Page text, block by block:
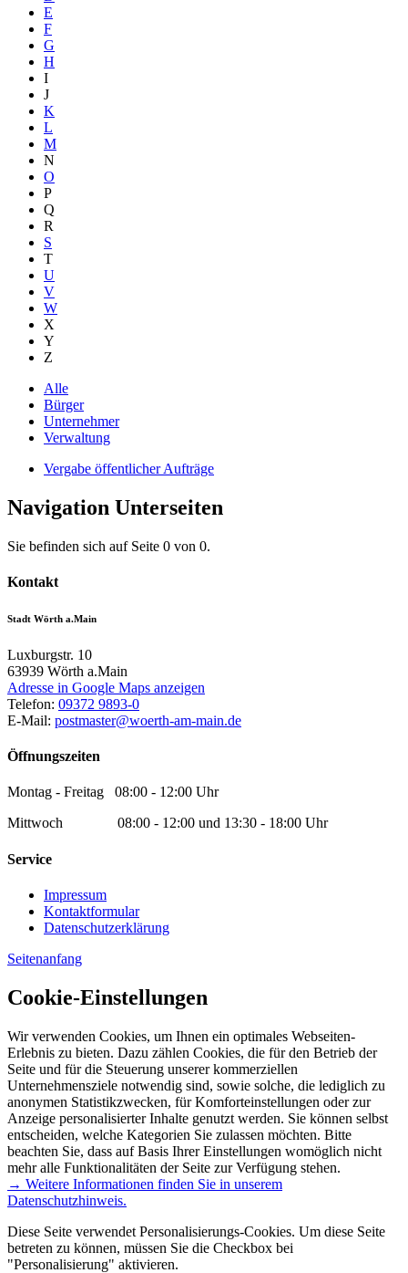
E
F
G
H
I
J
K
L
M
N
O
P
Q
R
S
T
U
V
W
X
Y
Z
Alle
Bürger
Unternehmer
Verwaltung
Vergabe öffentlicher Aufträge
Navigation Unterseiten
Sie befinden sich auf Seite 0 von 0.
Kontakt
Stadt Wörth a.Main
Luxburgstr. 10
63939 Wörth a.Main
Adresse in Google Maps anzeigen
Telefon: 09372 9893-0
E-Mail: postmaster@woerth-am-main.de
Öffnungszeiten
Montag - Freitag 08:00 - 12:00 Uhr
Mittwoch 08:00 - 12:00 und 13:30 - 18:00 Uhr
Service
Impressum
Kontaktformular
Datenschutzerklärung
Seitenanfang
Cookie-Einstellungen
Wir verwenden Cookies, um Ihnen ein optimales Webseiten-
Erlebnis zu bieten. Dazu zählen Cookies, die für den Betrieb der
Seite und für die Steuerung unserer kommerziellen
Unternehmensziele notwendig sind, sowie solche, die lediglich zu
anonymen Statistikzwecken, für Komforteinstellungen oder zur
Anzeige personalisierter Inhalte genutzt werden. Sie können selbst
entscheiden, welche Kategorien Sie zulassen möchten. Bitte
beachten Sie, dass auf Basis Ihrer Einstellungen womöglich nicht
mehr alle Funktionalitäten der Seite zur Verfügung stehen.
→ Weitere Informationen finden Sie in unserem
Datenschutzhinweis.
Diese Seite verwendet Personalisierungs-Cookies. Um diese Seite
betreten zu können, müssen Sie die Checkbox bei
"Personalisierung" aktivieren.